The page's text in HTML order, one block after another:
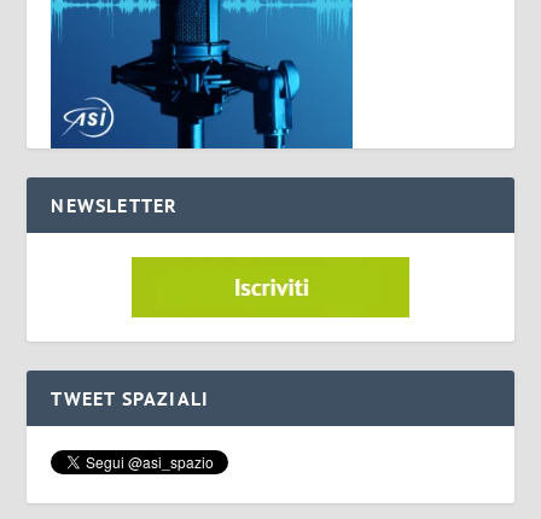
NEWSLETTER
TWEET SPAZIALI